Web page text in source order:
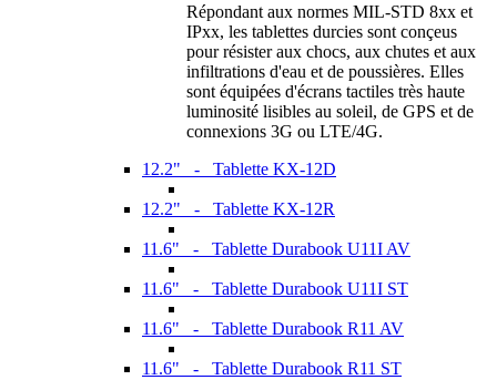
Répondant aux normes MIL-STD 8xx et
IPxx, les tablettes durcies sont conçeus
pour résister aux chocs, aux chutes et aux
infiltrations d'eau et de poussières. Elles
sont équipées d'écrans tactiles très haute
luminosité lisibles au soleil, de GPS et de
connexions 3G ou LTE/4G.
12.2" - Tablette KX-12D
12.2" - Tablette KX-12R
11.6" - Tablette Durabook U11I AV
11.6" - Tablette Durabook U11I ST
11.6" - Tablette Durabook R11 AV
11.6" - Tablette Durabook R11 ST